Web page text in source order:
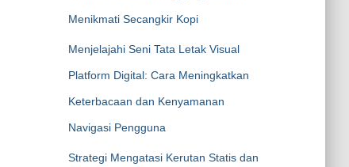
Menikmati Secangkir Kopi
Menjelajahi Seni Tata Letak Visual
Platform Digital: Cara Meningkatkan
Keterbacaan dan Kenyamanan
Navigasi Pengguna
Strategi Mengatasi Kerutan Statis dan